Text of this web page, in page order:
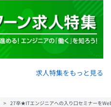
求人特集をもっと見る
27卒★ITエンジニアへの入り口セミナーを